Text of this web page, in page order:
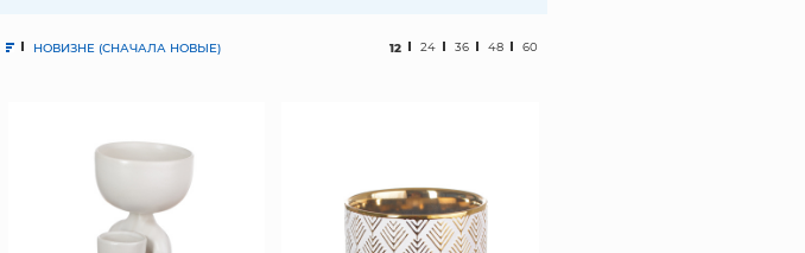
НОВИЗНЕ (СНАЧАЛА НОВЫЕ) 12 24 36 48 60